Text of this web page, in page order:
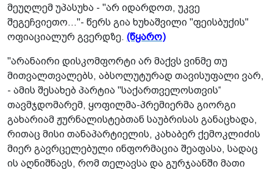
მეუღლემ უპასუხა - "არ იდარდოთ, უკვე
შეგეჩვიეთო…"- წერს გია ხუხაშვილი "ფეისბუქის"
ოფიაციალურ გვერდზე. (წყარო)
"არანაირი დისკომფორტი არ მაქვს ვინმე თუ
მითვალთვალებს, აბსოლუტურად თავისუფალი ვარ,
- ამის შესახებ პარტია "საქართველოსთვის“
თავმჯდომარემ, ყოფილმა-პრემიერმა გიორგი
გახარიამ ჟურნალისტებთან საუბრისას განაცხადა,
რითაც მისი თანაპარტიელის, კახაბერ ქემოკლიძის
მიერ გავრცელებული ინფორმაცია შეაფასა, სადაც
ის აღნიშნავს, რომ თელავსა და გურჯაანში მათი